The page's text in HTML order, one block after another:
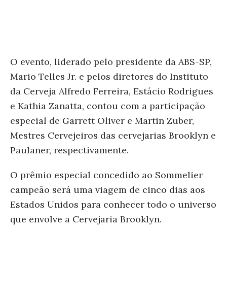
O evento, liderado pelo presidente da ABS-SP,
Mario Telles Jr. e pelos diretores do Instituto
da Cerveja Alfredo Ferreira, Estácio Rodrigues
e Kathia Zanatta, contou com a participação
especial de Garrett Oliver e Martin Zuber,
Mestres Cervejeiros das cervejarias Brooklyn e
Paulaner, respectivamente.
O prêmio especial concedido ao Sommelier
campeão será uma viagem de cinco dias aos
Estados Unidos para conhecer todo o universo
que envolve a Cervejaria Brooklyn.